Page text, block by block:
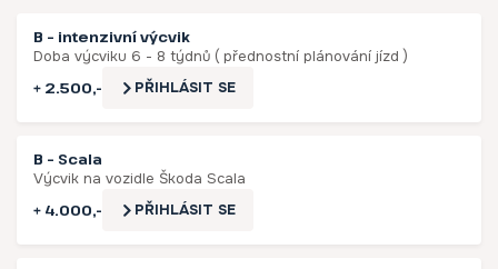
B – intenzivní výcvik
Doba výcviku 6 - 8 týdnů ( přednostní plánování jízd )
+ 2.500,- PŘIHLÁSIT SE
B – Scala
Výcvik na vozidle Škoda Scala
+ 4.000,- PŘIHLÁSIT SE